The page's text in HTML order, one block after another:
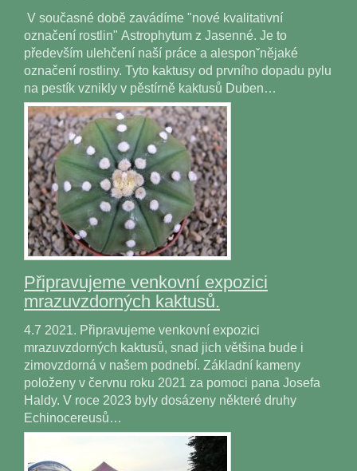
V současné době zavádíme "nové kvalitativní
označení rostlin" Astrophytum z Jasenné. Je to
především ulehčení naší práce a alesponˇnějaké
označení rostliny. Tyto kaktusy od prvního dopadu pylu
na pestík vznikly v pěstírně kaktusů Duben…
Připravujeme venkovní expozici
mrazuvzdorných kaktusů.
4.7 2021. Připravujeme venkovní expozici
mrazuvzdorných kaktusů, snad jich většina bude i
zimovzdorná v našem podnebí. Základní kameny
položeny v červnu roku 2021 za pomoci pana Josefa
Haldy. V roce 2023 byly dosázeny některé druhy
Echinocereusů…